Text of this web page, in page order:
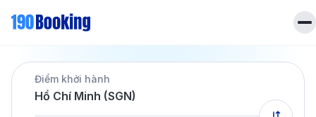
Trang chủ
Vé máy bay
Điểm khởi hành
Hồ Chí Minh (SGN)